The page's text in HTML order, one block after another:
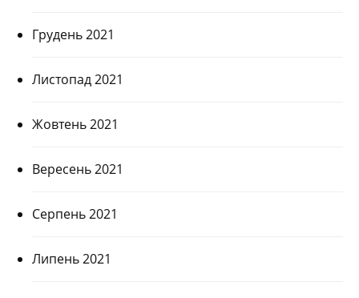
Грудень 2021
Листопад 2021
Жовтень 2021
Вересень 2021
Серпень 2021
Липень 2021